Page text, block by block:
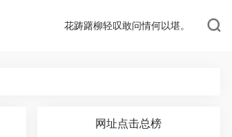
花踌躇柳轻叹敢问情何以堪。
网址点击总榜